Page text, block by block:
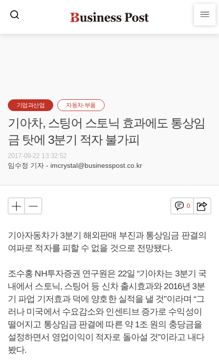
기업과산업 자동차·부품
기아차, 스팅어 스토닉 효과에도 통상임
금 탓에 3분기 적자 불가피
2017-09-22 13:32:52
임수정 기자 - imcrystal@businesspost.co.kr
0
기아자동차가 3분기 해외판매 부진과 통상임금 판결의
여파로 적자를 피할 수 없을 것으로 전망됐다.
조수홍 NH투자증권 연구원은 22일 “기아차는 3분기 국
내에서 스토닉, 스팅어 등 신차 출시효과와 2016년 3분
기 파업 기저효과 덕에 양호한 실적을 낼 것”이라며 “그
러나 미국에서 수요감소와 인센티브 증가로 수익성이
떨어지고 통상임금 판결에 따른 약 1조 원의 충당금을
설정하면서 영업이익이 적자로 돌아설 것”이라고 내다
봤다.